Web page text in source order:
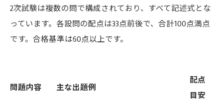
2次試験は複数の問で構成されており、すべて記述式とな
っています。各設問の配点は33点前後で、合計100点満点
です。合格基準は60点以上です。
問題内容 主な出題例
配点
目安